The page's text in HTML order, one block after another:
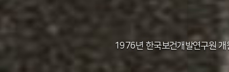
1971년 가족계획연구원
1976년 한국보건개발연구원 개
1982년 한국인구보건연구원 신청사 준
2012년 한국보건사회연구원 서울 청사
2011년 한국보건사회연구원 설립 40주년
2014년 한국보건사회연구원 세종 청사